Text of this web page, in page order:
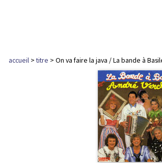
accueil >titre > On va faire la java / La bande à